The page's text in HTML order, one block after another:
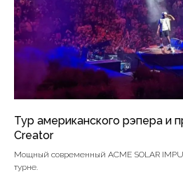
Тур американского рэпера и
Creator
Мощный современный ACME SOLAR
турне.